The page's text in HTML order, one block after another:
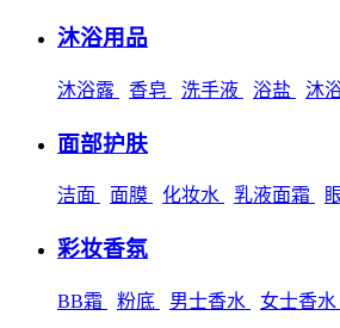
沐浴用品
沐浴露 香皂 洗手液 浴盐 沐
面部护肤
洁面 面膜 化妆水 乳液面霜
彩妆香氛
BB霜 粉底 男士香水 女士香水